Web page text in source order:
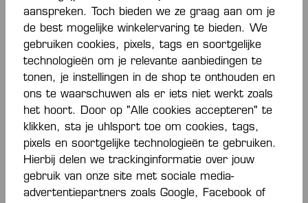
SOCKEN
€ 10,00*
SOCKEN
€ 10,00*
NIEUW NIEUW
aanspreken. Toch bieden we ze graag aan om je
de best mogelijke winkelervaring te bieden. We
gebruiken cookies, pixels, tags en soortgelijke
technologieën om je relevante aanbiedingen te
tonen, je instellingen in de shop te onthouden en
ons te waarschuwen als er iets niet werkt zoals
het hoort. Door op "Alle cookies accepteren" te
klikken, sta je uhlsport toe om cookies, tags,
pixels en soortgelijke technologieën te gebruiken.
Hierbij delen we trackinginformatie over jouw
gebruik van onze site met sociale media-
advertentiepartners zoals Google, Facebook of